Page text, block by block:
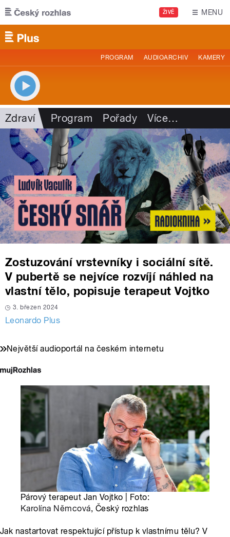
Přejít k hlavnímu obsahu
ŽIVĚ MENU
PROGRAM AUDIOARCHIV KAMERY
Zdraví Program Pořady Více…
Zostuzování vrstevníky i sociální sítě.
V pubertě se nejvíce rozvíjí náhled na
vlastní tělo, popisuje terapeut Vojtko
3. březen 2024
Leonardo Plus
Největší audioportál na českém internetu
Párový terapeut Jan Vojtko | Foto:
Karolína Němcová, Český rozhlas
Jak nastartovat respektující přístup k vlastnímu tělu? V